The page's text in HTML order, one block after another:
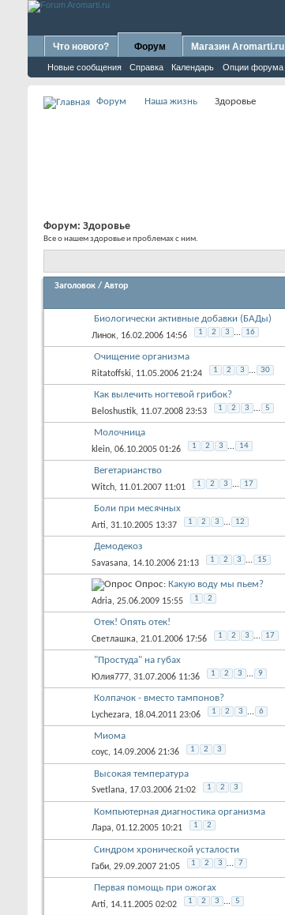
Что нового? Форум
Новые сообщения Справка Календарь Опции форума
Магазин Aromarti.ru
Форум Наша жизнь Здоровье
Форум: Здоровье
Все о нашем здоровье и проблемах с ним.
Заголовок / Автор
Биологически активные добавки (БАДы)
Линок, 16.02.2006 14:56 1 2 3 ... 16
Очищение организма
Ritatoffski, 11.05.2006 21:24 1 2 3 ... 30
Как вылечить ногтевой грибок?
Beloshustik, 11.07.2008 23:53 1 2 3 ... 5
Молочница
klein, 06.10.2005 01:26 1 2 3 ... 14
Вегетарианство
Witch, 11.01.2007 11:01 1 2 3 ... 17
Боли при месячных
Arti, 31.10.2005 13:37 1 2 3 ... 12
Демодекоз
Savasana, 14.10.2006 21:13 1 2 3 ... 15
Опрос: Какую воду мы пьем?
Adria, 25.06.2009 15:55 1 2
Отек! Опять отек!
Светлашка, 21.01.2006 17:56 1 2 3 ... 17
"Простуда" на губах
Юлия777, 31.07.2006 11:36 1 2 3 ... 9
Колпачок - вместо тампонов?
Lychezara, 18.04.2011 23:06 1 2 3 ... 6
Миома
соус, 14.09.2006 21:36 1 2 3
Высокая температура
Svetlana, 17.03.2006 21:02 1 2 3
Компьютерная диагностика организма
Лара, 01.12.2005 10:21 1 2
Синдром хронической усталости
Габи, 29.09.2007 21:05 1 2 3 ... 7
Первая помощь при ожогах
Arti, 14.11.2005 02:02 1 2 3 ... 5